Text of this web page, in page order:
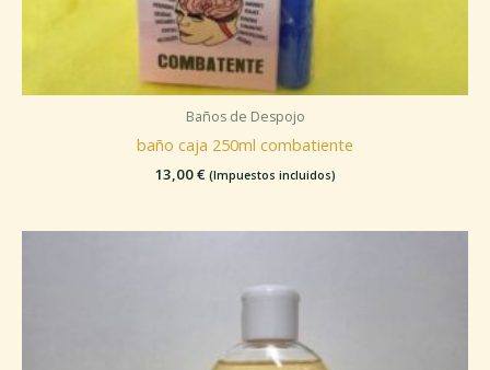
Baños de Despojo
baño caja 250ml combatiente
13,00€ (Impuestos incluidos)